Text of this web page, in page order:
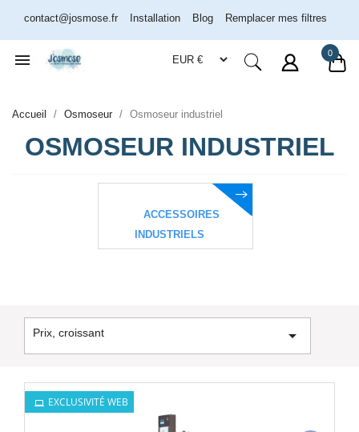
contact@josmose.fr Installation Blog Remplacer mes filtres
 0
Accueil Osmoseur Osmoseur industriel
OSMOSEUR INDUSTRIEL
ACCESSOIRES
INDUSTRIELS
Prix, croissant 
EXCLUSIVITÉ WEB